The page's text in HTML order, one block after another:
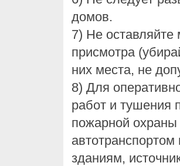
домов.
7) Не оставляйте
присмотра
них места, не
8) Для
работ и тушения
пожарной
зданиям,